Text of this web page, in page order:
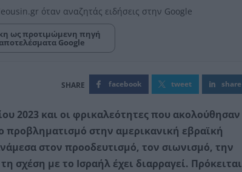
όταν αναζητάς ειδήσεις στην Google
ως προτιμώμενη πηγή
Google
facebook tweet share
2023 και οι φρικαλεότητες που ακολούθησαν
προβληματισμό στην αμερικανική εβραϊκή
στον προοδευτισμό, τον σιωνισμό, την
σχέση με το Ισραήλ έχει διαρραγεί. Πρόκειται